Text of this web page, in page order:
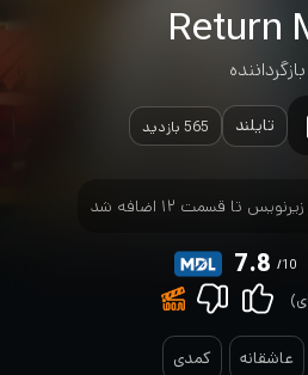
Return
بازگرداننده
تایلند 565 بازدید
7.8 /10
عاشقانه کمدی